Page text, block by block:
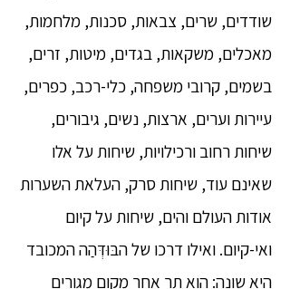
שודדים, שרים, צבאות, סכנות, מלחמות,
מאכלים, משקאות, בגדים, מיטות, זרים,
בשמים, קרובי משפחה, כלי-רכב, כפרים,
עיירות וערים, ארצות, נשים, גיבורים,
שיחות רחוב ורכילויות, שיחות על אלו
שאינם עוד, שיחות סרק, העלאת השערות
אודות העולם והים, שיחות על קיום
ואי-קיום. ואילו דרכו של הבּוּדְּהַה המכובד
היא שונה: הוא תר אחר מקום מגורים